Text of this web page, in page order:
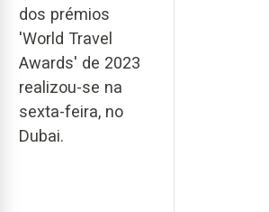
dos prémios
'World Travel
Awards' de 2023
realizou-se na
sexta-feira, no
Dubai.